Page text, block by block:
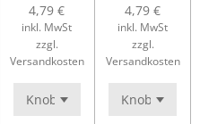
4,79 €
inkl. MwSt
zzgl.
Versandkosten
4,79 €
inkl. MwSt
zzgl.
Versandkosten